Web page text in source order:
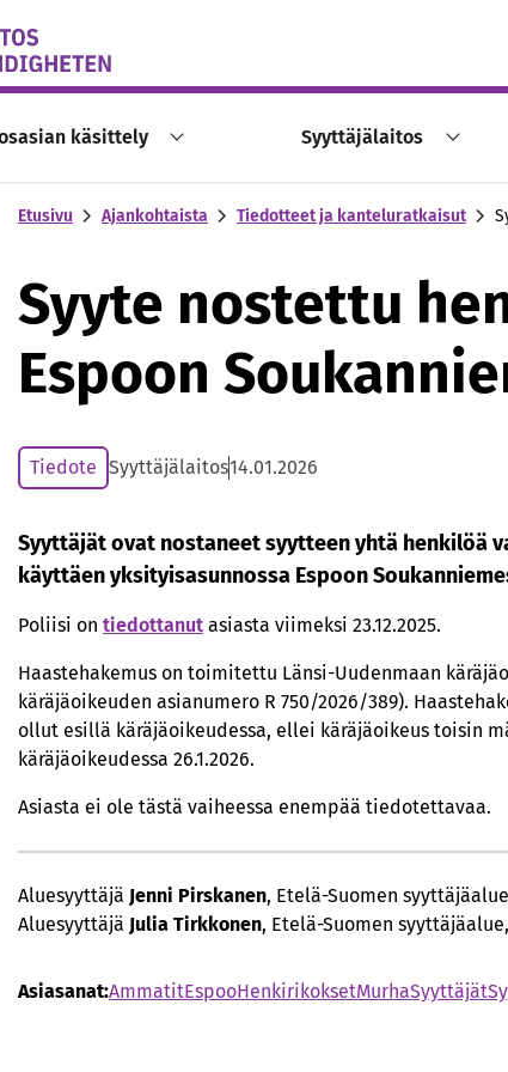
käsittely Syyttäjälaitos
Etusivu Ajankohtaista Tiedotteet ja kanteluratkaisut
Syyte nostettu
Espoon
Tiedote Syyttäjälaitos14.01.2026
Syyttäjät ovat nostaneet syytteen yhtä henkilöä
käyttäen yksityisasunnossa Espoon
Poliisi on tiedottanut asiasta viimeksi 23.12.2025.
Haastehakemus on toimitettu Länsi-Uudenmaan
käräjäoikeuden asianumero R 750/2026/389).
ollut esillä käräjäoikeudessa, ellei käräjäoikeus toisin
käräjäoikeudessa 26.1.2026.
Asiasta ei ole tästä vaiheessa enempää tiedotettavaa.
Aluesyyttäjä Jenni Pirskanen, Etelä-Suomen
Aluesyyttäjä Julia Tirkkonen, Etelä-Suomen
Asiasanat:AmmatitEspooHenkirikoksetMurhaSyyttäjät